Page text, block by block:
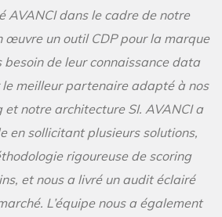
AVANCI dans le cadre de notre
œuvre un outil CDP pour la marque
besoin de leur connaissance data
meilleur partenaire adapté à nos
et notre architecture SI. AVANCI a
en sollicitant plusieurs solutions,
rigoureuse de scoring
et nous a livré un audit éclairé
L’équipe nous a également